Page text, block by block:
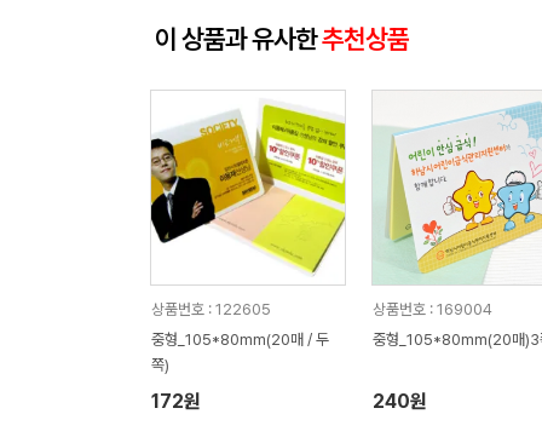
이 상품과 유사한추천상품
상품번호 : 122605
중형_105*80mm(20매 / 두
쪽)
172원
상품번호 : 169004
중형_105*80mm(20매)3
240원